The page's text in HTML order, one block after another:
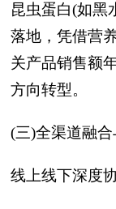
昆虫蛋白(如黑
落地，凭借营
关产品销售额
方向转型。
(三)全渠道融
线上线下深度